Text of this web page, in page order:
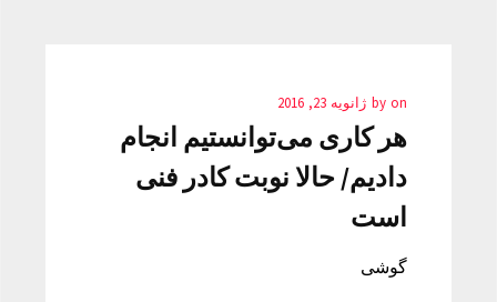
by on ژانویه 23, 2016
هر کاری می‌توانستیم انجام
دادیم/ حالا نوبت کادر فنی
است
گوشی